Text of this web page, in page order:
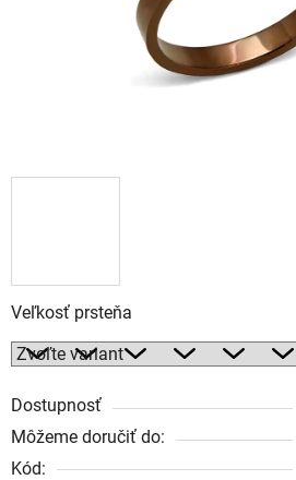
Veľkosť prsteňa
Dostupnosť
Môžeme doručiť do:
Kód: